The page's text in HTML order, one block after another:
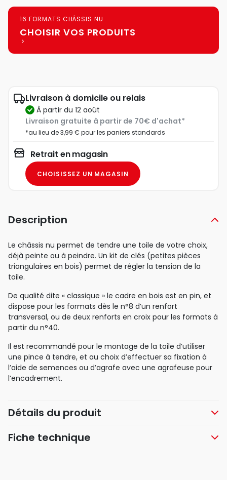
16 FORMATS CHÂSSIS NU
CHOISIR VOS PRODUITS
Livraison à domicile ou relais
à partir du 12 août
Livraison gratuite à partir de 70€ d'achat*
*au lieu de 3,99 € pour les paniers standards
Retrait en magasin
CHOISISSEZ UN MAGASIN
Description
Le châssis nu permet de tendre une toile de votre choix,
déjà peinte ou à peindre. Un kit de clés (petites pièces
triangulaires en bois) permet de régler la tension de la
toile.
De qualité dite « classique » le cadre en bois est en pin, et
dispose pour les formats dès le n°8 d’un renfort
transversal, ou de deux renforts en croix pour les formats à
partir du n°40.
Il est recommandé pour le montage de la toile d’utiliser
une pince à tendre, et au choix d’effectuer sa fixation à
l’aide de semences ou d’agrafe avec une agrafeuse pour
l’encadrement.
Détails du produit
Fiche technique